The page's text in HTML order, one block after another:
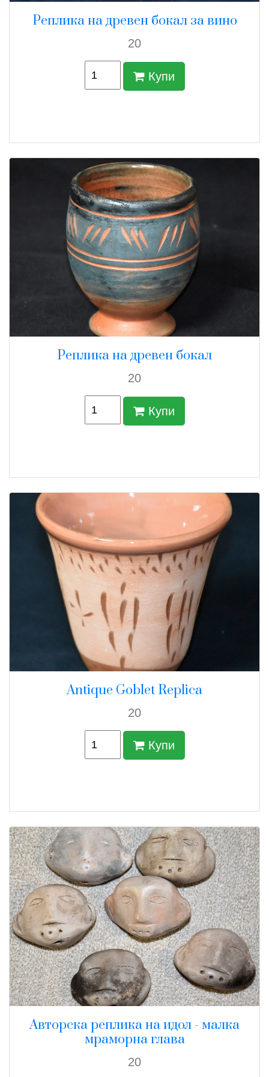
Реплика на древен бокал за вино
20
Купи
Реплика на древен бокал
20
Купи
Antique Goblet Replica
20
Купи
Авторска реплика на идол - малка
мраморна глава
20